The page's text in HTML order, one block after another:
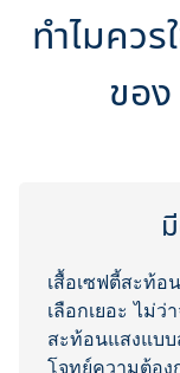
ทำไมคว
ขอ
เสื้อเซฟตี้สะท้
เลือกเยอะ ไม่ว่
สะท้อนแสงแบ